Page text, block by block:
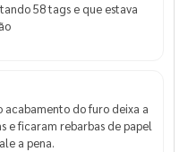
58 tags e que estava
acabamento do furo deixa a
e ficaram rebarbas de papel
a pena.